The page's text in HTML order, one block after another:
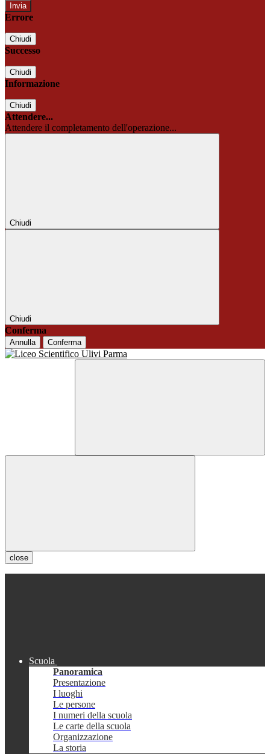
Errore
Chiudi
Successo
Chiudi
Informazione
Chiudi
Attendere...
Attendere il completamento dell'operazione...
Chiudi
Chiudi
Conferma
Annulla Conferma
close
Scuola
Panoramica
Presentazione
I luoghi
Le persone
I numeri della scuola
Le carte della scuola
Organizzazione
La storia